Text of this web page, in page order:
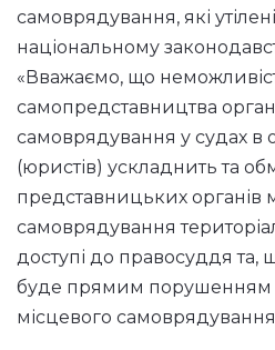
самоврядування, які
національному
«Вважаємо, що
самопредставництва
самоврядування у судах в
(юристів) ускладнить та
представницьких органів
самоврядування
доступі до правосуддя та,
буде прямим порушенням
місцевого